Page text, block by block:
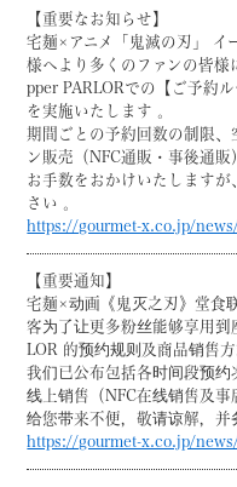
【重要なお知らせ】
宅麺×アニメ「鬼滅の刃」 イ
様へより多くのファンの皆様
pper PARLORでの【ご予約
を実施いたします 。
期間ごとの予約回数の制限、
ン販売（NFC通販・事後通販
お手数をおかけいたします
さい 。
https://gourmet-x.co.jp/
【重要通知】
宅麺×动画《鬼灭之刃》堂食
客为了让更多粉丝能够享用到
LOR 的预约规则及商品销售
我们已公布包括各时间段预
线上销售（NFC在线销售及事
给您带来不便，敬请谅解，并
https://gourmet-x.co.jp/